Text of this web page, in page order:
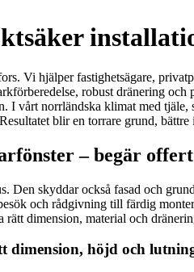
Vi hjälper fastighetsägare,
robust dränering
I vårt norrländska klimat med
blir en torrare grund,
– begär
Den skyddar också fasad och
och rådgivning till färdig
dimension, material och
dimension, höjd och